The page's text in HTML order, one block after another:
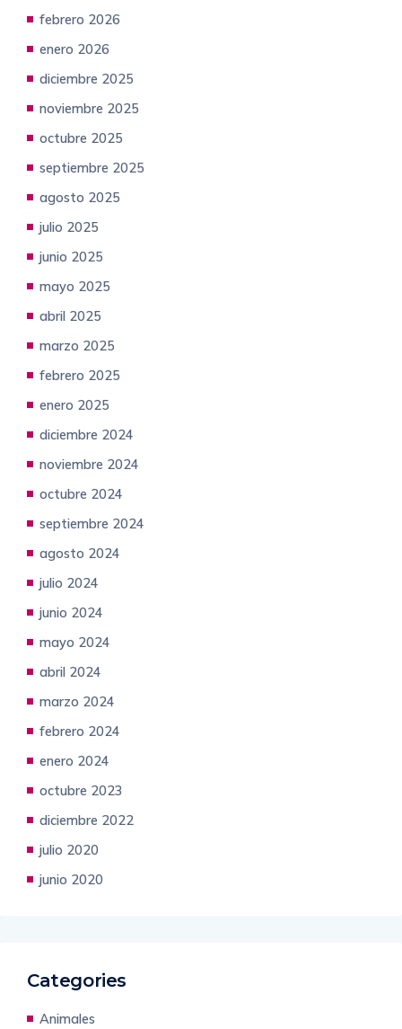
febrero 2026
enero 2026
diciembre 2025
noviembre 2025
octubre 2025
septiembre 2025
agosto 2025
julio 2025
junio 2025
mayo 2025
abril 2025
marzo 2025
febrero 2025
enero 2025
diciembre 2024
noviembre 2024
octubre 2024
septiembre 2024
agosto 2024
julio 2024
junio 2024
mayo 2024
abril 2024
marzo 2024
febrero 2024
enero 2024
octubre 2023
diciembre 2022
julio 2020
junio 2020
Categories
Animales